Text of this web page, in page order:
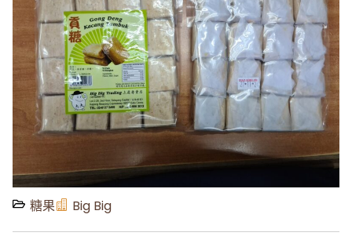
糖果 Big Big